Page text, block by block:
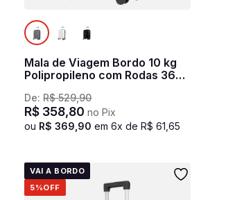
Mala de Viagem Bordo 10 kg
Polipropileno com Rodas 360°
De:R$ 529,90
R$ 358,80 no Pix
ou R$ 369 90 em6x deR$ 61 ,65
VAI A BORDO
5%OFF